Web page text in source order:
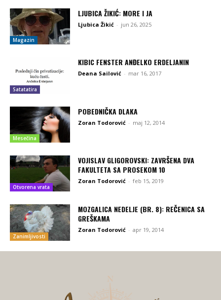
Magazin
LJUBICA ŽIKIĆ: MORE I JA
Ljubica Žikić - jun 26, 2025
Satatatira
KIBIC FENSTER ANĐELKO ERDELJANIN
Deana Sailović - mar 16, 2017
Mesečina
POBEDNIČKA DLAKA
Zoran Todorović - maj 12, 2014
Otvorena vrata
VOJISLAV GLIGOROVSKI: ZAVRŠENA DVA
FAKULTETA SA PROSEKOM 10
Zoran Todorović - feb 15, 2019
Zanimljivosti
MOZGALICA NEDELJE (BR. 8): REČENICA SA
GREŠKAMA
Zoran Todorović - apr 19, 2014